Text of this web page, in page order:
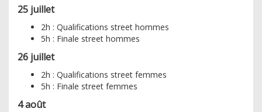
25 juillet
2h : Qualifications street hommes
5h : Finale street hommes
26 juillet
2h : Qualifications street femmes
5h : Finale street femmes
4 août